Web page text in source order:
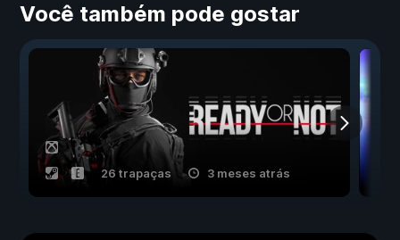
Você também pode gostar
26 trapaças 3 meses atrás